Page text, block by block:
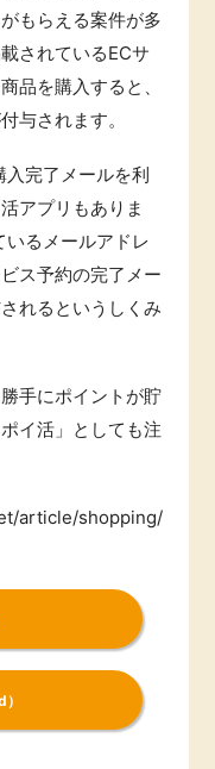
もらえる案件が多
されているECサ
品を購入すると、
与されます。
入完了メールを利
アプリもありま
るメールアドレ
ス予約の完了メー
れるというしくみ
手にポイントが貯
イ活」としても注
article/shopping/